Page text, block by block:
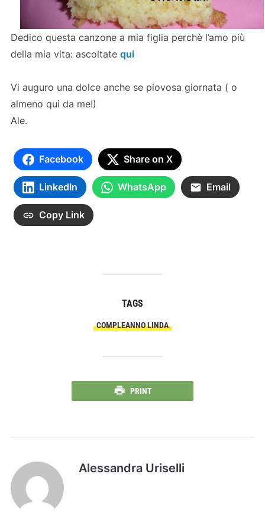
Dedico questa canzone a mia figlia perchè l’amo più
della mia vita: ascoltate qui
Vi auguro una dolce anche se piovosa giornata ( o
almeno qui da me!)
Ale.
Facebook Share on X
LinkedIn WhatsApp Email
Copy Link
TAGS
COMPLEANNO LINDA
PRINT
Alessandra Uriselli